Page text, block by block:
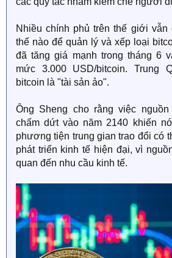
Nhiều chính phủ trên thế giới vẫn
thế nào để quản lý và xếp loại
đã tăng giá mạnh trong tháng 6
mức 3.000 USD/bitcoin. Trung
bitcoin là "tài sản ảo".
Ông Sheng cho rằng việc
chấm dứt vào năm 2140 khiến
phương tiện trung gian trao đổi có
phát triển kinh tế hiện đại, vì
quan đến nhu cầu kinh tế.